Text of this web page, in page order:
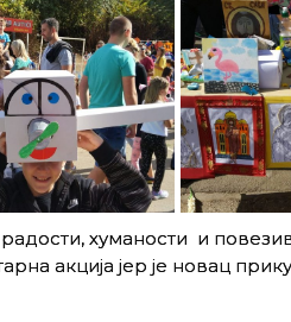
хуманости и
акција јер је новац